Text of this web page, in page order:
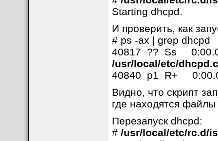
Starting dhcpd.
И проверить, как
# ps -ax | grep dhcpd
40817 ?? Ss
/usr/local/etc/
40840 p1 R+
Видно, что скрипт
где находятся
Перезапуск dhcpd:
# /usr/local/etc/rc.d/